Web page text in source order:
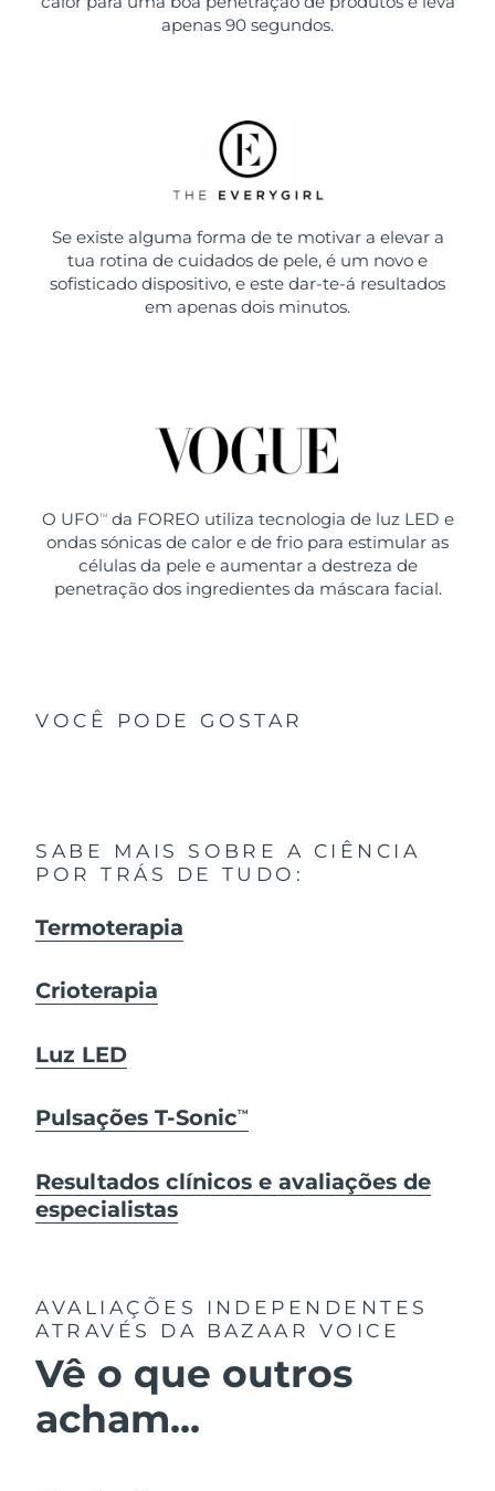
apenas 90 segundos.
Se existe alguma forma de te motivar a elevar a
tua rotina de cuidados de pele, é um novo e
sofisticado dispositivo, e este dar-te-á resultados
em apenas dois minutos.
O UFO TMda FOREO utiliza tecnologia de luz LED e
ondas sónicas de calor e de frio para estimular as
células da pele e aumentar a destreza de
penetração dos ingredientes da máscara facial.
VOCÊ PODE GOSTAR
SABE MAIS SOBRE A CIÊNCIA
POR TRÁS DE TUDO:
Termoterapia
Crioterapia
Luz LED
Pulsações T-SonicTM
Resultados clínicos e avaliações de
especialistas
AVALIAÇÕES INDEPENDENTES
ATRAVÉS DA BAZAAR VOICE
Vê o que outros
acham...